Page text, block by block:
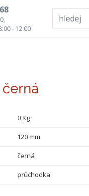
- 12:00
0 Kg
120 mm
černá
průchodka